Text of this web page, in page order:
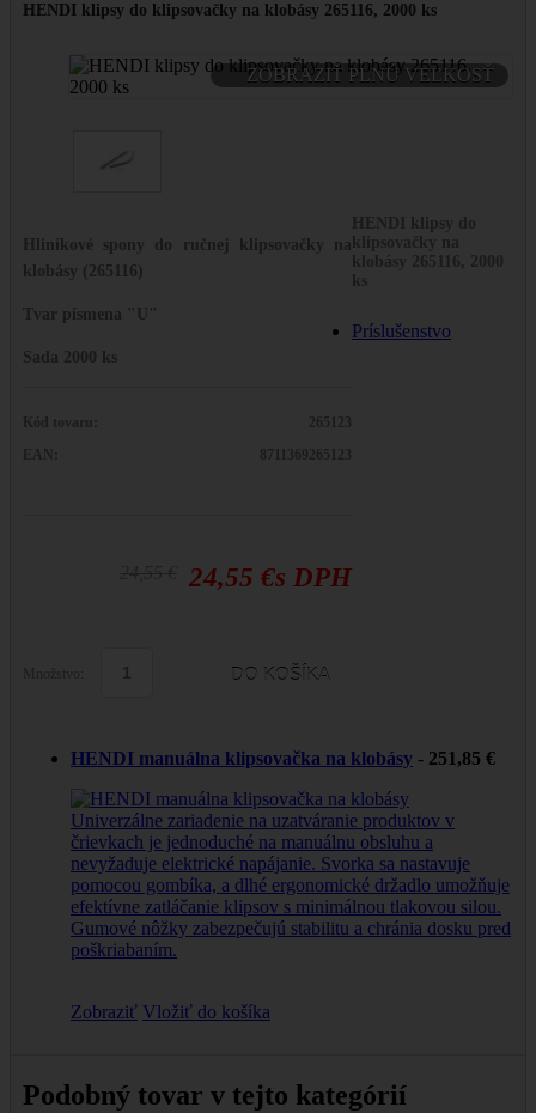
HENDI klipsy do klipsovačky na klobásy 265116, 2000 ks
ZOBRAZIŤ PLNÚ VEĽKOSŤ
Hliníkové spony do ručnej klipsovačky na
klobásy (265116)
Tvar písmena "U"
Sada 2000 ks
s DPH
24,55 €
Príslušenstvo
HENDI manuálna klipsovačka na klobásy - 251,85 €
Univerzálne zariadenie na uzatváranie produktov v
črievkach je jednoduché na manuálnu obsluhu a
nevyžaduje elektrické napájanie. Svorka sa nastavuje
pomocou gombíka, a dlhé ergonomické držadlo umožňuje
efektívne zatláčanie klipsov s minimálnou tlakovou silou.
Gumové nôžky zabezpečujú stabilitu a chránia dosku pred
poškriabaním.
Zobraziť Vložiť do košíka
Podobný tovar v tejto kategórií